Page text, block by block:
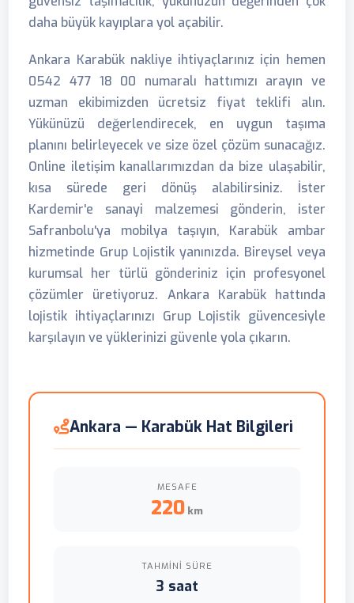
daha büyük kayıplara yol açabilir.
Ankara Karabük nakliye ihtiyaçlarınız için hemen
0542 477 18 00 numaralı hattımızı arayın ve
uzman ekibimizden ücretsiz fiyat teklifi alın.
Yükünüzü değerlendirecek, en uygun taşıma
planını belirleyecek ve size özel çözüm sunacağız.
Online iletişim kanallarımızdan da bize ulaşabilir,
kısa sürede geri dönüş alabilirsiniz. İster
Kardemir'e sanayi malzemesi gönderin, ister
Safranbolu'ya mobilya taşıyın, Karabük ambar
hizmetinde Grup Lojistik yanınızda. Bireysel veya
kurumsal her türlü gönderiniz için profesyonel
çözümler üretiyoruz. Ankara Karabük hattında
lojistik ihtiyaçlarınızı Grup Lojistik güvencesiyle
karşılayın ve yüklerinizi güvenle yola çıkarın.
Ankara — Karabük Hat Bilgileri
MESAFE
220 km
TAHMINI SÜRE
3 saat